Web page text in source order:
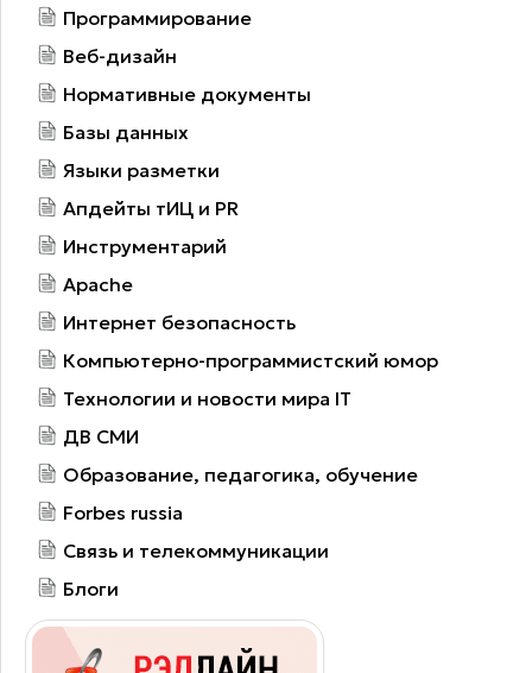
Программирование
Веб-дизайн
Нормативные документы
Базы данных
Языки разметки
Апдейты тИЦ и PR
Инструментарий
Apache
Интернет безопасность
Компьютерно-программистский юмор
Технологии и новости мира IT
ДВ СМИ
Образование, педагогика, обучение
Forbes russia
Связь и телекоммуникации
Блоги